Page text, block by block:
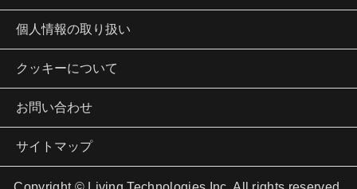
個人情報の取り扱い
クッキーについて
お問い合わせ
サイトマップ